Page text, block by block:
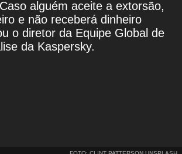
alguém aceite a extorsão,
e não receberá dinheiro
o diretor da Equipe Global de
da Kaspersky.